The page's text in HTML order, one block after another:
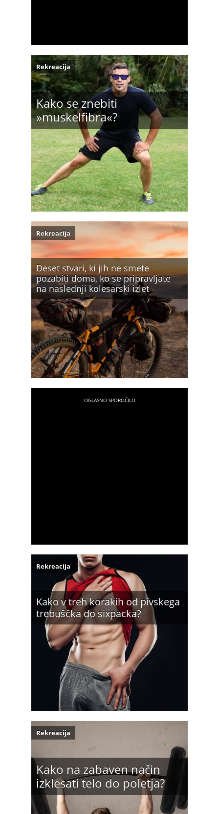
Kako se znebiti
»muskelfibra«?
Rekreacija
Deset stvari, ki jih ne smete
pozabiti doma, ko se pripravljate
na naslednji kolesarski izlet
Rekreacija
Kako v treh korakih od pivskega
trebuščka do sixpacka?
Rekreacija
Kako na zabaven način
izklesati telo do poletja?
Rekreacija